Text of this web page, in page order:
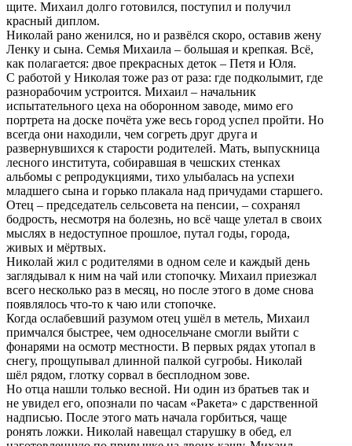
щите. Михаил долго готовился, поступил и получил
красный диплом.
Николай рано женился, но и развёлся скоро, оставив жену
Ленку и сына. Семья Михаила – большая и крепкая. Всё,
как полагается: двое прекрасных деток – Петя и Юля.
С работой у Николая тоже раз от раза: где подколымит, где
разнорабочим устроится. Михаил – начальник
испытательного цеха на оборонном заводе, мимо его
портрета на доске почёта уже весь город успел пройти. Но
всегда они находили, чем согреть друг друга и
развернувшихся к старости родителей. Мать, выпускница
лесного института, собиравшая в чешских стенках
альбомы с репродукциями, тихо улыбалась на успехи
младшего сына и горько плакала над причудами старшего.
Отец – председатель сельсовета на пенсии, – сохранял
бодрость, несмотря на болезнь, но всё чаще улетал в своих
мыслях в недоступное прошлое, путал годы, города,
живых и мёртвых.
Николай жил с родителями в одном селе и каждый день
заглядывал к ним на чай или стопочку. Михаил приезжал
всего несколько раз в месяц, но после этого в доме снова
появлялось что-то к чаю или стопочке.
Когда ослабевший разумом отец ушёл в метель, Михаил
примчался быстрее, чем односельчане смогли выйти с
фонарями на осмотр местности. В первых рядах утопал в
снегу, прощупывал длинной палкой сугробы. Николай
шёл рядом, глотку сорвал в бесплодном зове.
Но отца нашли только весной. Ни один из братьев так и
не увидел его, опознали по часам «Ракета» с дарственной
надписью. После этого мать начала горбиться, чаще
ронять ложки. Николай навещал старушку в обед, ел